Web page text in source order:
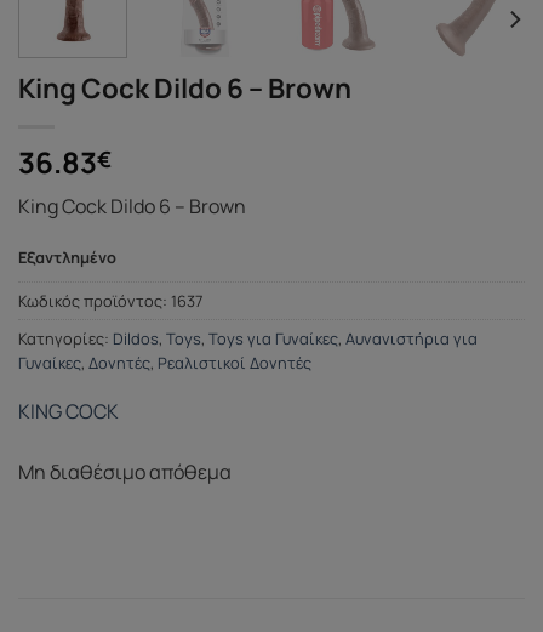
King Cock Dildo 6 – Brown
36.83€
King Cock Dildo 6 – Brown
Εξαντλημένο
Κωδικός προϊόντος: 1637
Κατηγορίες: Dildos, Toys, Toys για Γυναίκες, Αυνανιστήρια για
Γυναίκες, Δονητές, Ρεαλιστικοί Δονητές
KING COCK
Μη διαθέσιμο απόθεμα